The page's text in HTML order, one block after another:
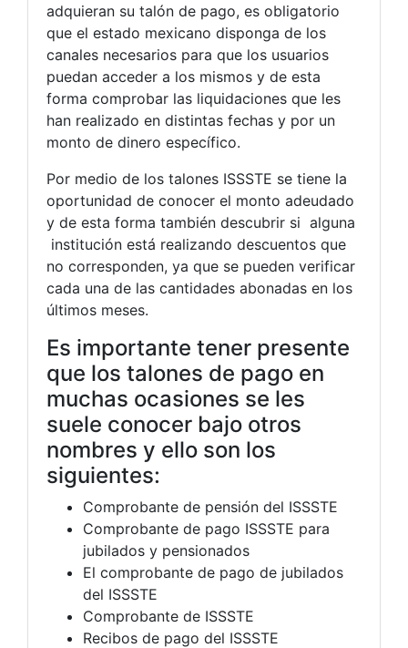
adquieran su talón de pago, es obligatorio
que el estado mexicano disponga de los
canales necesarios para que los usuarios
puedan acceder a los mismos y de esta
forma comprobar las liquidaciones que les
han realizado en distintas fechas y por un
monto de dinero específico.
Por medio de los talones ISSSTE se tiene la
oportunidad de conocer el monto adeudado
y de esta forma también descubrir si alguna
institución está realizando descuentos que
no corresponden, ya que se pueden verificar
cada una de las cantidades abonadas en los
últimos meses.
Es importante tener presente
que los talones de pago en
muchas ocasiones se les
suele conocer bajo otros
nombres y ello son los
siguientes:
Comprobante de pensión del ISSSTE
Comprobante de pago ISSSTE para
jubilados y pensionados
El comprobante de pago de jubilados
del ISSSTE
Comprobante de ISSSTE
Recibos de pago del ISSSTE